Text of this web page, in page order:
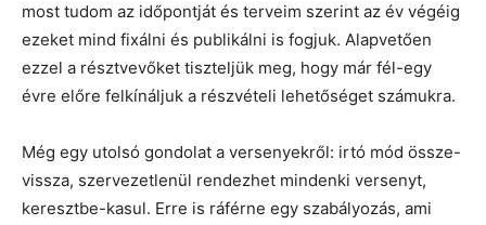
most tudom az időpontját és terveim szerint az év végéig
ezeket mind fixálni és publikálni is fogjuk. Alapvetően
ezzel a résztvevőket tiszteljük meg, hogy már fél-egy
évre előre felkínáljuk a részvételi lehetőséget számukra.
Még egy utolsó gondolat a versenyekről: irtó mód össze-
vissza, szervezetlenül rendezhet mindenki versenyt,
keresztbe-kasul. Erre is ráférne egy szabályozás, ami